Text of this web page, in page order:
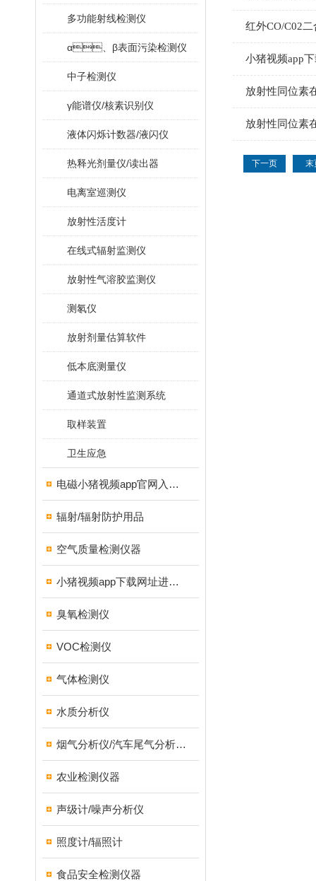
多功能射线检测仪
α、β表面污染检测仪
中子检测仪
γ能谱仪/核素识别仪
液体闪烁计数器/液闪仪
热释光剂量仪/读出器
电离室巡测仪
放射性活度计
在线式辐射监测仪
放射性气溶胶监测仪
测氡仪
放射剂量估算软件
低本底测量仪
通道式放射性监测系统
取样装置
卫生应急
电磁小猪视频app官网入口ios
辐射/辐射防护用品
空气质量检测仪器
小猪视频app下载网址进入18测试仪
臭氧检测仪
VOC检测仪
气体检测仪
水质分析仪
烟气分析仪/汽车尾气分析仪/转速表/汽车维修检测设备
农业检测仪器
声级计/噪声分析仪
照度计/辐照计
食品安全检测仪器
红外CO/C02
小猪视频app下
放射性同位素
放射性同位素
下一页 末